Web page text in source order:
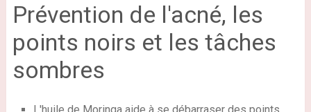
Prévention de l'acné, les
points noirs et les tâches
sombres